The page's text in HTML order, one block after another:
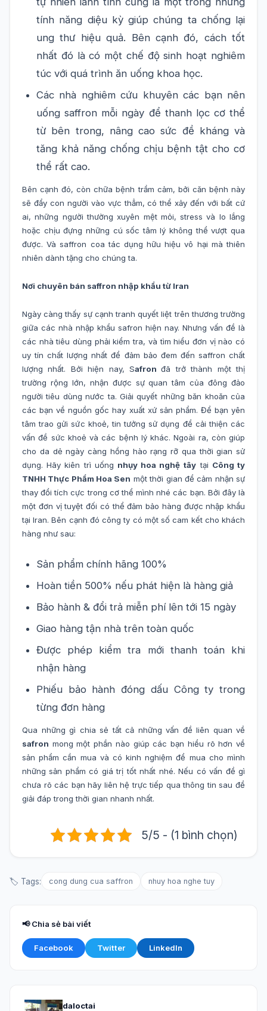
tính năng diệu kỳ giúp chúng ta chống lại
ung thư hiệu quả. Bên cạnh đó, cách tốt
nhất đó là có một chế độ sinh hoạt nghiêm
túc với quá trình ăn uống khoa học.
Các nhà nghiêm cứu khuyên các bạn nên
uống saffron mỗi ngày để thanh lọc cơ thể
từ bên trong, nâng cao sức đề kháng và
tăng khả năng chống chịu bệnh tật cho cơ
thể rất cao.
Bên cạnh đó, còn chữa bệnh trầm cảm, bởi căn bệnh này
sẽ đẩy con người vào vực thẳm, có thể xảy đến với bất cứ
ai, những người thường xuyên mệt mỏi, stress và lo lắng
hoặc chịu đựng những cú sốc tâm lý không thể vượt qua
được. Và saffron coa tác dụng hữu hiệu vô hại mà thiên
nhiên dành tặng cho chúng ta.
Nơi chuyên bán saffron nhập khẩu từ Iran
Ngày càng thấy sự cạnh tranh quyết liệt trên thương trường
giữa các nhà nhập khẩu safron hiện nay. Nhưng vấn đề là
các nhà tiêu dùng phải kiểm tra, và tìm hiểu đơn vị nào có
uy tín chất lượng nhất để đảm bảo đem đến saffron chất
lượng nhất. Bởi hiện nay, Safronđã trở thành một thị
trường rộng lớn, nhận được sự quan tâm của đông đảo
người tiêu dùng nước ta. Giải quyết những băn khoăn của
các bạn về nguồn gốc hay xuất xứ sản phẩm. Để bạn yên
tâm trao gửi sức khoẻ, tin tưởng sử dụng để cải thiện các
vấn đề sức khoẻ và các bệnh lý khác. Ngoài ra, còn giúp
cho da dẻ ngày càng hồng hào rạng rỡ qua thời gian sử
dụng. Hãy kiên trì uống nhụy hoa nghệ tây tại Công ty
TNHH Thực Phẩm Hoa Sen một thời gian để cảm nhận sự
thay đổi tích cực trong cơ thể mình nhé các bạn. Bởi đây là
một đơn vị tuyệt đối có thể đảm bảo hàng được nhập khẩu
tại Iran. Bên cạnh đó công ty có một số cam kết cho khách
hàng như sau:
Sản phẩm chính hãng 100%
Hoàn tiền 500% nếu phát hiện là hàng giả
Bảo hành & đổi trả miễn phí lên tới 15 ngày
Giao hàng tận nhà trên toàn quốc
Được phép kiểm tra mới thanh toán khi
nhận hàng
Phiếu bảo hành đóng dấu Công ty trong
từng đơn hàng
Qua những gì chia sẻ tất cả những vấn đề liên quan về
safron mong một phần nào giúp các bạn hiểu rõ hơn về
sản phẩm cần mua và có kinh nghiệm để mua cho mình
những sản phẩm có giá trị tốt nhất nhé. Nếu có vấn đề gì
chưa rõ các bạn hãy liên hệ trực tiếp qua thông tin sau để
giải đáp trong thời gian nhanh nhất.
5/5 - (1 bình chọn)
🏷️ Tags: cong dung cua saffron nhuy hoa nghe tuy
📢 Chia sẻ bài viết
Facebook Twitter LinkedIn
daloctai